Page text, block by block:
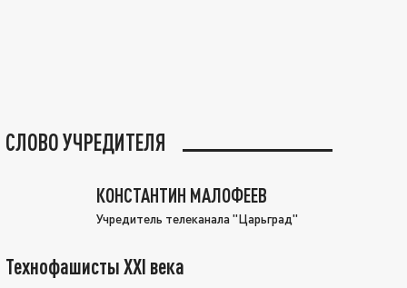
СЛОВО УЧРЕДИТЕЛЯ
КОНСТАНТИН МАЛОФЕЕВ
Учредитель телеканала "Царьград"
Технофашисты XXI века